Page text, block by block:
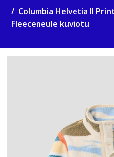
Columbia Helvetia II
Fleeceneule kuviotu